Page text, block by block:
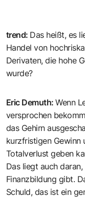
trend: Das heißt, es
Handel von
Derivaten, die hohe
wurde?
Eric Demuth:Wenn
versprochen
das Gehirn
kurzfristigen Gewinn
Totalverlust geben
Das liegt auch
Finanzbildung gibt.
Schuld, das ist ein